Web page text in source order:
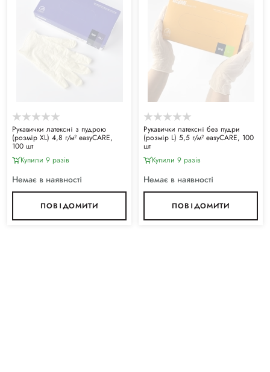
Рукавички латексні з пудрою
(розмір XL) 4,8 г/м² easyCARE,
100 шт
Купили 9 разiв
Немає в наявності
ПОВІДОМИТИ
Рукавички латексні без пудри
(розмір L) 5,5 г/м² easyCARE, 100
шт
Купили 9 разiв
Немає в наявності
ПОВІДОМИТИ